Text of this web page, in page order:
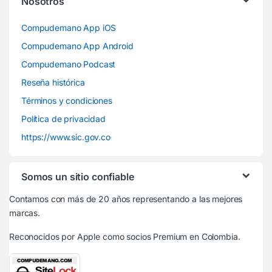
Compudemano App iOS
Compudemano App Android
Compudemano Podcast
Reseña histórica
Términos y condiciones
Política de privacidad
https://www.sic.gov.co
Somos un sitio confiable
Contamos con más de 20 años representando a las mejores
marcas.
Reconocidos por Apple como socios Premium en Colombia.